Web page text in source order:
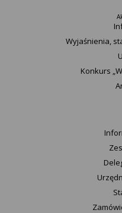
Wyjaśnienia,
Konkurs